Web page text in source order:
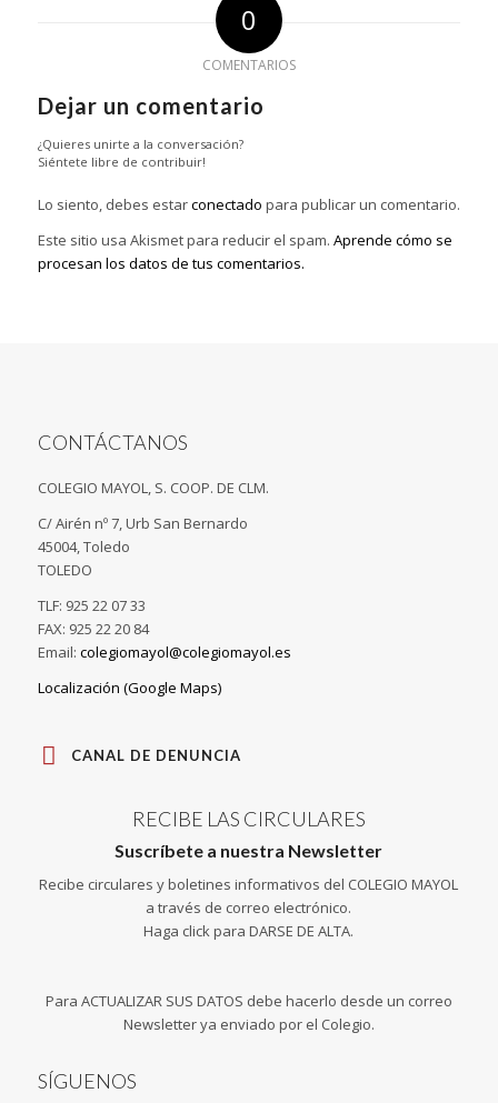
0
COMENTARIOS
Dejar un comentario
¿Quieres unirte a la conversación?
Siéntete libre de contribuir!
Lo siento, debes estarconectado para publicar un comentario.
Este sitio usa Akismet para reducir el spam. Aprende cómo se
procesan los datos de tus comentarios.
CONTÁCTANOS
COLEGIO MAYOL, S. COOP. DE CLM.
C/ Airén nº 7, Urb San Bernardo
45004, Toledo
TOLEDO
TLF: 925 22 07 33
FAX: 925 22 20 84
Email: colegiomayol@colegiomayol.es
Localización (Google Maps)
CANAL DE DENUNCIA
RECIBE LAS CIRCULARES
Suscríbete a nuestra Newsletter
Recibe circulares y boletines informativos del COLEGIO MAYOL
a través de correo electrónico.
Haga click para DARSE DE ALTA.
Para ACTUALIZAR SUS DATOS debe hacerlo desde un correo
Newsletter ya enviado por el Colegio.
SÍGUENOS